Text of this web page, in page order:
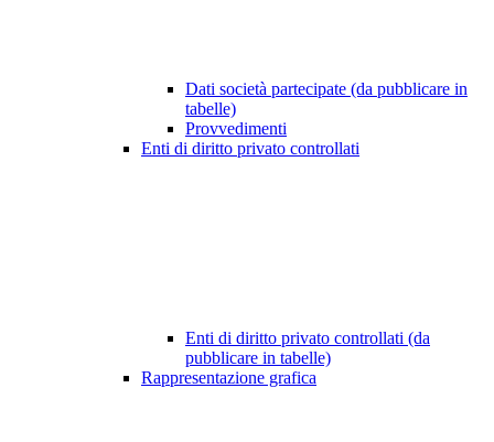
Dati società partecipate (da pubblicare in
tabelle)
Provvedimenti
Enti di diritto privato controllati
Enti di diritto privato controllati (da
pubblicare in tabelle)
Rappresentazione grafica